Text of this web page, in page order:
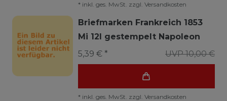
* inkl. ges. MwSt. zzgl. Versandkosten
Briefmarken Frankreich 1853
Mi 12I gestempelt Napoleon
UVP 10,00 €
5,39 € *
* inkl. ges. MwSt. zzgl. Versandkosten